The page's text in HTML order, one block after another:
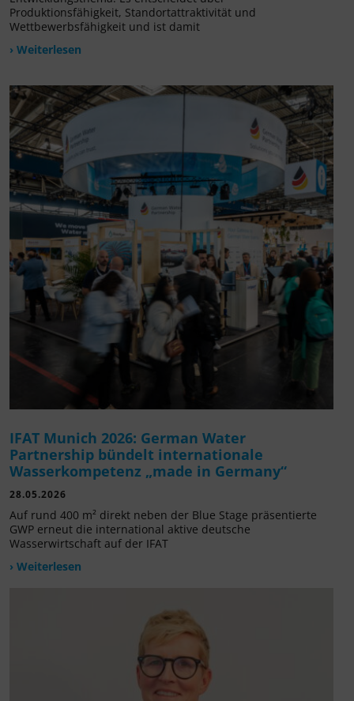
Produktionsfähigkeit, Standortattraktivität und
Wettbewerbsfähigkeit und ist damit
› Weiterlesen
IFAT Munich 2026: German Water
Partnership bündelt internationale
Wasserkompetenz „made in Germany“
28.05.2026
Auf rund 400 m² direkt neben der Blue Stage präsentierte
GWP erneut die international aktive deutsche
Wasserwirtschaft auf der IFAT
› Weiterlesen